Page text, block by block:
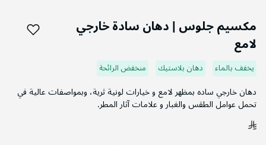
مكسيم جلوس | دهان سادة خارجي
لامع
يخفف بالماء دهان بلاستيك منخفض الرائحة
دهان خارجي ساده بمظهر لامع و خيارات لونية ثرية، وبمواصفات عالية في
تحمل عوامل الطقس والغبار و علامات آثار المطر.
إلى
بداية
معرض
الصور